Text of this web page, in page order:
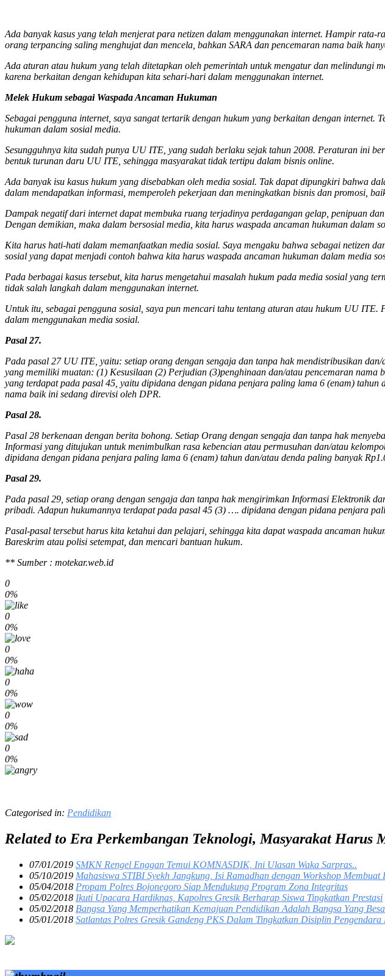
Ada banyak kasus yang telah menjerat para netizen dalam menggunakan internet. Hampir
orang terpancing saling menghujat dan mencela, bahkan SARA dan pencemaran nama baik
Ada aturan atau hukum yang telah ditetapkan oleh pemerintah untuk mengatur dan melindungi
karena berkaitan dengan kehidupan kita sehari-hari dalam menggunakan internet.
Melek Hukum sebagai Waspada Ancaman Hukuman
Sebagai pengguna internet, saya sangat tertarik dengan hukum yang berkaitan dengan
hukuman dalam sosial media.
Sesungguhnya kita sudah punya UU ITE, yang sudah berlaku sejak tahun 2008. Peraturan ini
bentuk turunan daru UU ITE, sehingga masyarakat tidak tertipu dalam bisnis online.
Ada banyak isu kasus hukum yang disebabkan oleh media sosial. Tak dapat dipungkiri bahwa
dalam mendapatkan informasi, memperoleh pekerjaan dan meningkatkan bisnis dan promosi,
Dampak negatif dari internet dapat membuka ruang terjadinya perdagangan gelap, penipuan
Dengan demikian, maka dalam bersosial media, kita harus waspada ancaman hukuman dalam
Kita harus hati-hati dalam memanfaatkan media sosial. Saya mengaku bahwa sebagai netizen
sosial yang dapat menjadi contoh bahwa kita harus waspada ancaman hukuman dalam media
Pada berbagai kasus tersebut, kita harus mengetahui masalah hukum pada media sosial yang
tidak salah langkah dalam menggunakan internet.
Untuk itu, sebagai pengguna sosial, saya pun mencari tahu tentang aturan atau hukum UU
dalam menggunakan media sosial.
Pasal 27.
Pada pasal 27 UU ITE, yaitu: setiap orang dengan sengaja dan tanpa hak mendistribusikan
yang memiliki muatan: (1) Kesusilaan (2) Perjudian (3)penghinaan dan/atau pencemaran
yang terdapat pada pasal 45, yaitu dipidana dengan pidana penjara paling lama 6 (enam)
nama baik ini sedang direvisi oleh DPR.
Pasal 28.
Pasal 28 berkenaan dengan berita bohong. Setiap Orang dengan sengaja dan tanpa hak
Informasi yang ditujukan untuk menimbulkan rasa kebencian atau permusuhan dan/atau
dipidana dengan pidana penjara paling lama 6 (enam) tahun dan/atau denda paling banyak
Pasal 29.
Pada pasal 29, setiap orang dengan sengaja dan tanpa hak mengirimkan Informasi Elektronik
pribadi. Adapun hukumannya terdapat pada pasal 45 (3) …. dipidana dengan pidana penjara
Pasal-pasal tersebut harus kita ketahui dan pelajari, sehingga kita dapat waspada ancaman
Bareskrim atau polisi setempat, dan mencari bantuan hukum.
** Sumber : motekar.web.id
0
0%
0
0%
0
0%
0
0%
0
0%
0
0%
Categorised in: Pendidikan
Related to Era Perkembangan Teknologi, Masyarakat Harus
07/01/2019 SMKN Rengel Enggan Temui KOMNASDIK, Ini Ulasan Waka Sarpras..
05/10/2019 Mahasiswa STIBI Syekh Jangkung, Isi Ramadhan dengan Workshop Membuat
05/04/2018 Propam Polres Bojonegoro Siap Mendukung Program Zona Integritas
05/02/2018 Ikuti Upacara Hardiknas, Kapolres Gresik Berharap Siswa Tingkatkan Prestasi
05/02/2018 Bangsa Yang Memperhatikan Kemajuan Pendidikan Adalah Bangsa Yang
05/01/2018 Satlantas Polres Gresik Gandeng PKS Dalam Tingkatkan Disiplin Pengendara